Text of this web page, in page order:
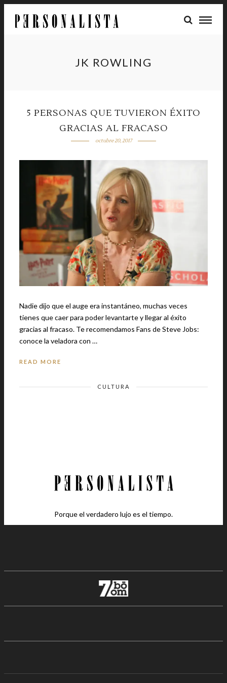
JK ROWLING
5 PERSONAS QUE TUVIERON ÉXITO
GRACIAS AL FRACASO
octubre 20, 2017
Nadie dijo que el auge era instantáneo, muchas veces
tienes que caer para poder levantarte y llegar al éxito
gracias al fracaso. Te recomendamos Fans de Steve Jobs:
conoce la veladora con …
READ MORE
CULTURA
Porque el verdadero lujo es el tiempo.